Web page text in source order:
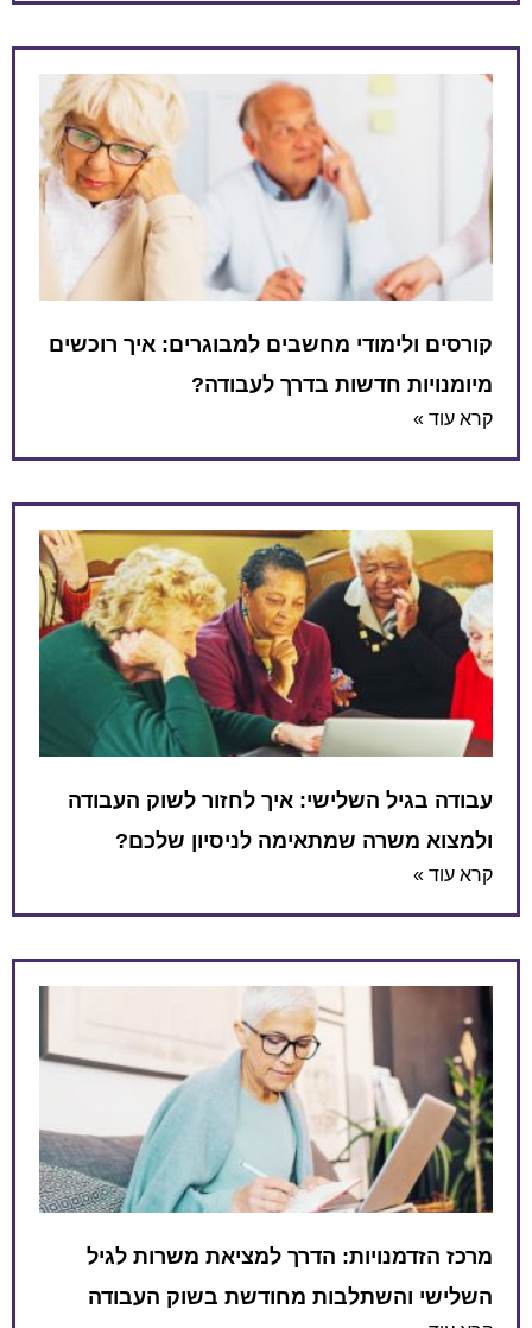
קורסים ולימודי מחשבים למבוגרים: איך רוכשים
מיומנויות חדשות בדרך לעבודה?
קרא עוד »
עבודה בגיל השלישי: איך לחזור לשוק העבודה
ולמצוא משרה שמתאימה לניסיון שלכם?
קרא עוד »
מרכז הזדמנויות: הדרך למציאת משרות לגיל
השלישי והשתלבות מחודשת בשוק העבודה